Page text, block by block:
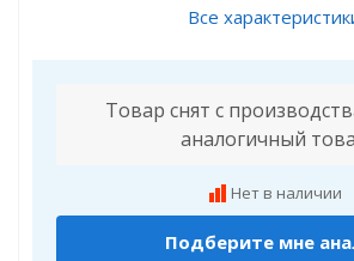
Все
Товар снят с
аналогичный
Нет в наличии
Подберите мне